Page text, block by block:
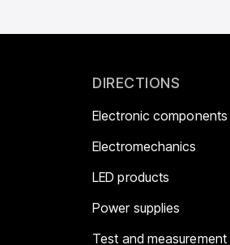
DIRECTIONS
Electronic components
Electromechanics
LED products
Power supplies
Test and